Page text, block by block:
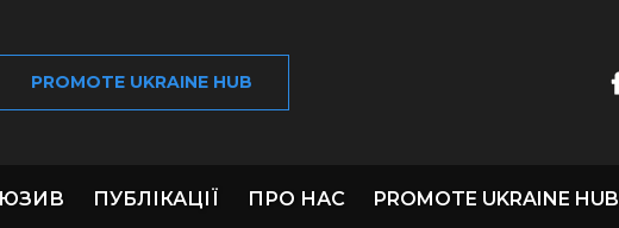
PROMOTE UKRAINE HUB
ПУБЛІКАЦІЇ ПРО НАС PROMOTE UKRAINE HUB